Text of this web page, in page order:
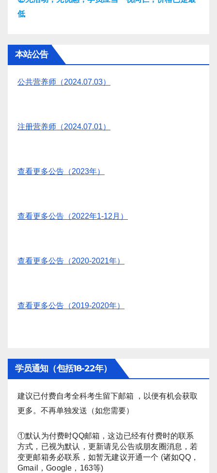
低
本站公告
公共营养师（2024.07.03）
注册营养师（2024.07.01）
查看更多公告（2023年）
查看更多公告（2022年1-12月）
查看更多公告（2020-2021年）
查看更多公告（2019-2020年）
学员通知（包括18-22年）
建议已付费自考全科考生留下邮箱 ，以便有机会获取
更多。不再单独发送（如您需要）
①默认为付费时QQ邮箱，这边已经有付费时的联系
方式，已视为默认，更新请见公告或朋友圈消息，若
变更邮箱务必联系，如暂无建议开通一个 (诸如QQ，
Gmail，Google，163等)